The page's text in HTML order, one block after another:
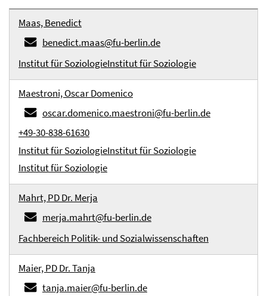
Maas, Benedict
benedict.maas@fu-berlin.de
Institut für SoziologieInstitut für Soziologie
Maestroni, Oscar Domenico
oscar.domenico.maestroni@fu-berlin.de
+49-30-838-61630
Institut für SoziologieInstitut für Soziologie
Institut für Soziologie
Mahrt, PD Dr. Merja
merja.mahrt@fu-berlin.de
Fachbereich Politik- und Sozialwissenschaften
Maier, PD Dr. Tanja
tanja.maier@fu-berlin.de